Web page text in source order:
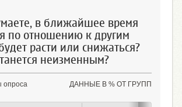
в ближайшее время
по отношению к другим
расти или снижаться?
неизменным?
ДАННЫЕ В % ОТ ГРУПП
опроса